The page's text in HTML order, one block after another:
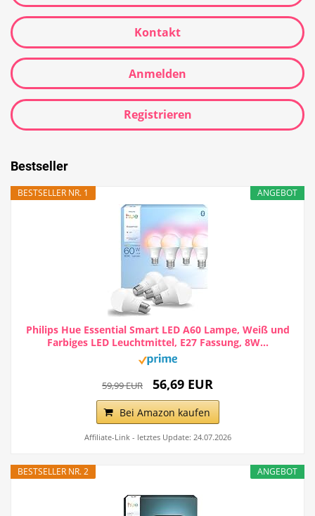
Kontakt
Anmelden
Registrieren
Bestseller
ANGEBOT
BESTSELLER NR. 1
Philips Hue Essential Smart LED A60 Lampe, Weiß und
Farbiges LED Leuchtmittel, E27 Fassung, 8W...
59,99 EUR 56,69 EUR
Bei Amazon kaufen
Affiliate-Link - letztes Update: 24.07.2026
ANGEBOT
BESTSELLER NR. 2